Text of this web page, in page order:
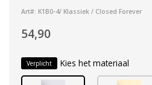
Art#: K1B0-4/ Klassiek / Closed Forever
54,90
Verplicht Kies het materiaal